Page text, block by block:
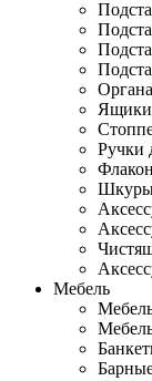
Ящики
Ручки
Шкуры
Мебель